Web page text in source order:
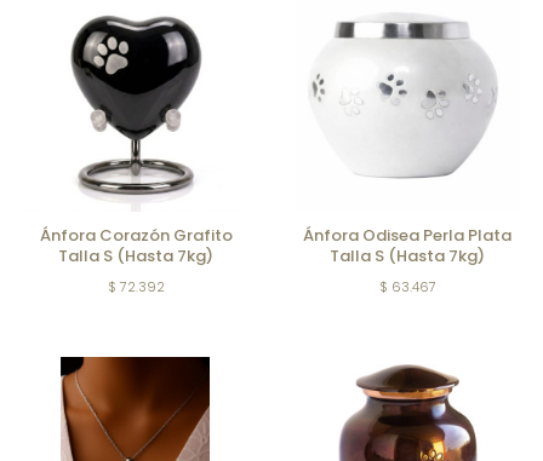
Ánfora Corazón Grafito
Talla S (Hasta 7kg)
$ 72.392
Ánfora Odisea Perla Plata
Talla S (Hasta 7kg)
$ 63.467